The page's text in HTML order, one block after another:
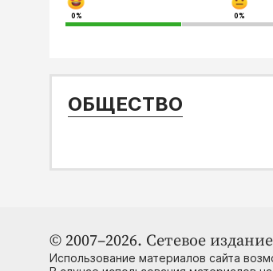
0% 0%
ОБЩЕСТВО
© 2007–2026. Сетевое
Использование материалов сайта